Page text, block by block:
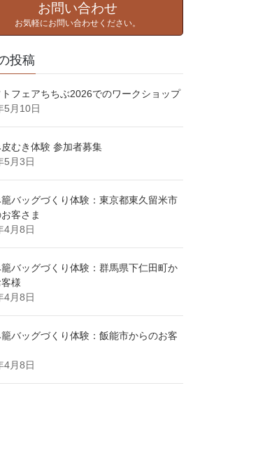
お問い合わせ
お気軽にお問い合わせください。
投稿
フェアちちぶ2026でのワークショップ
5月10日
皮むき体験⁡ 参加者募集⁡
5月3日
籠バッグづくり体験：東京都東久留米市
客さま
4月8日
籠バッグづくり体験：群馬県下仁田町か
様
4月8日
籠バッグづくり体験：飯能市からのお客
4月8日